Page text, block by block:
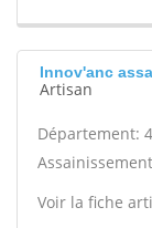
Innov'anc
Artisan
Département:
Voir la fiche